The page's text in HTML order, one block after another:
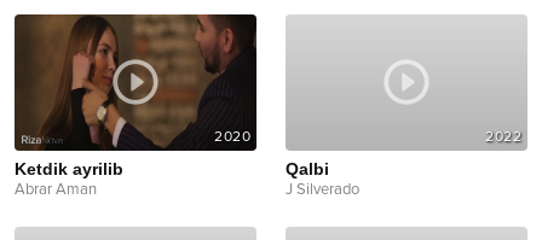
2020
Ketdik ayrilib
Abrar Aman
2022
Qalbi
J Silverado